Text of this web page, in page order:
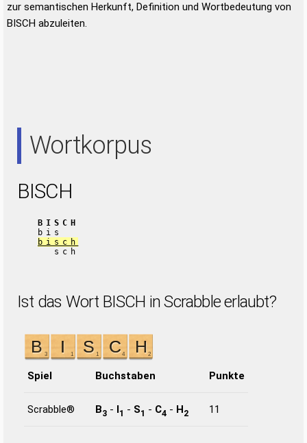
zur semantischen Herkunft, Definition und Wortbedeutung von
BISCH abzuleiten.
Wortkorpus
BISCH
BISCH
bis
bisch
sch
Ist das Wort BISCH in Scrabble erlaubt?
Spiel Buchstaben Punkte
Scrabble® B3 - I1 - S1 - C4 - H2 11